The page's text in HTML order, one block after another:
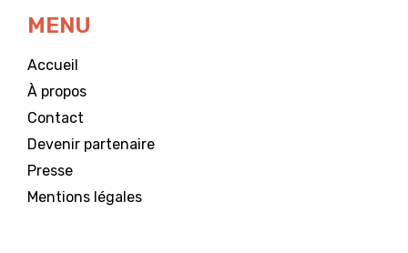
MENU
Accueil
À propos
Contact
Devenir partenaire
Presse
Mentions légales